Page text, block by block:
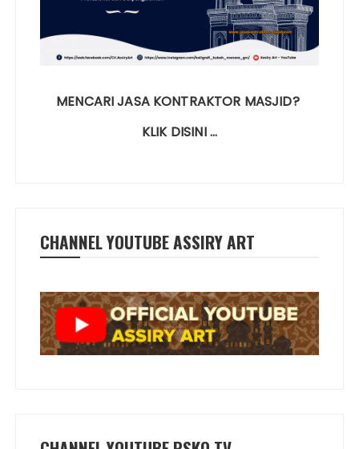
MENCARI JASA KONTRAKTOR MASJID?
KLIK DISINI …
CHANNEL YOUTUBE ASSIRY ART